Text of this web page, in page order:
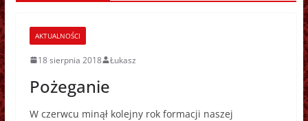
AKTUALNOŚCI
18 sierpnia 2018 Łukasz
Pożeganie
W czerwcu minął kolejny rok formacji naszej